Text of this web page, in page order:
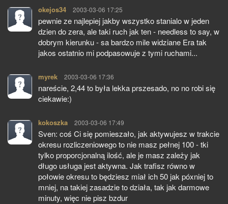
okejos34 pisze:
2003-03-06 17:25
pewnie ze najlepiej jakby wszystko stanialo w jeden
dzien do zera, ale taki ruch jak ten - needless to say, w
dobrym kierunku - sa bardzo mile widziane Era tak
jakos ostatnio mi podpasowuje z tymi ruchami...
myrek pisze:
2003-03-06 17:36
nareście, 2,44 to była lekka prszesado, no no robi się
ciekawie:)
kokoszka pisze:
2003-03-06 17:49
Sven: coś Ci się pomieszało, jak aktywujesz w trakcie
okresu rozliczeniowego to nie masz pełnej 100 - tki
tylko proporcjonalną ilość, ale je masz zależy jak
długo usługa jest aktywna. Jak trafisz równo w
połowie okresu to będziesz miał ich 50 jak póxniej to
mniej, na takiej zasadzie to działa, tak jak darmowe
minuty, więc nie pisz bzdur